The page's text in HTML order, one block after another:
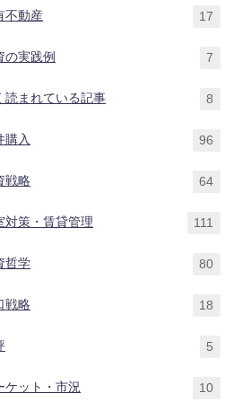
不動産 17
の実践例 7
読まれている記事 8
購入 96
戦略 64
対策・賃貸管理 111
哲学 80
戦略 18
5
ケット・市況 10